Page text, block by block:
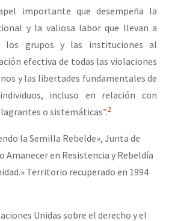
importante que desempeña la
y la valiosa labor que llevan a
los grupos y las instituciones al
efectiva de todas las violaciones
y las libertades fundamentales de
incluso en relación con
o sistemáticas”.2
la Semilla Rebelde», Junta de
Amanecer en Resistencia y Rebeldía
Territorio recuperado en 1994
Unidas sobre el derecho y el